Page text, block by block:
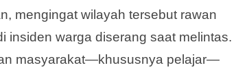
mengingat wilayah tersebut rawan
insiden warga diserang saat melintas.
masyarakat—khususnya pelajar—